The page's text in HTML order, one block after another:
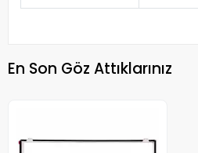
En Son Göz Attıklarınız